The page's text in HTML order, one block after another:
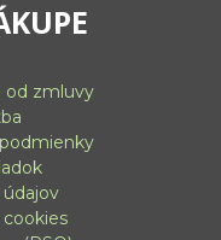
od zmluvy